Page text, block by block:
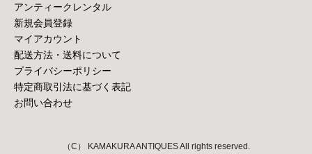
アンティークレンタル
新規会員登録
マイアカウント
配送方法・送料について
プライバシーポリシー
特定商取引法に基づく表記
お問い合わせ
（C） KAMAKURA ANTIQUES All rights reserved.